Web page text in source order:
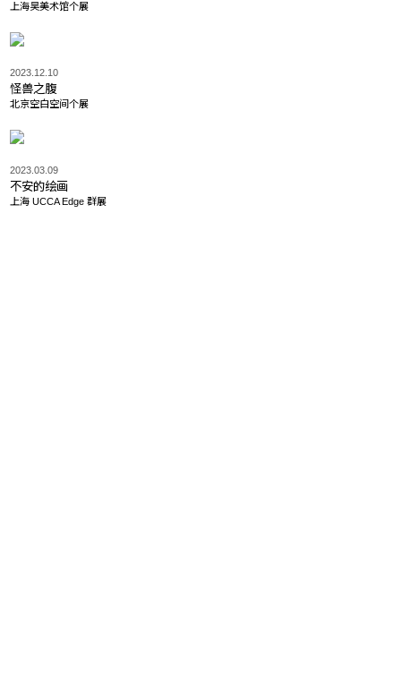
上海昊美术馆个展
2023.12.10
怪兽之腹
北京空白空间个展
2023.03.09
不安的绘画
上海 UCCA Edge 群展